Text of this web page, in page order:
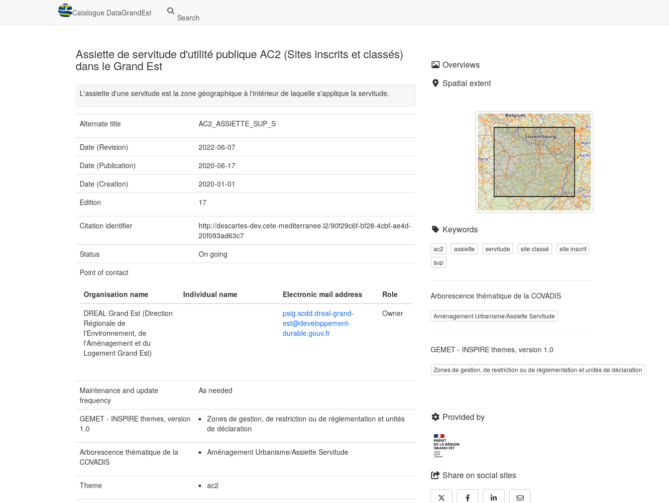
Catalogue DataGrandEst Search
Assiette de servitude d'utilité publique AC2 (Sites inscrits et classés)
dans le Grand Est
L'assiette d'une servitude est la zone géographique à l'intérieur de laquelle s'applique la servitude.
Alternate title AC2_ASSIETTE_SUP_S
Date (Revision)
2022-06-07
Date (Publication)
2020-06-17
Date (Creation)
2020-01-01
Edition
17
Citation identifier
http://descartes-dev.cete-mediterranee.i2/90f29c6f-bf28-4cbf-ae4d-
20f093ad63c7
Status
On going
Point of contact
Organisation name Individual name Electronic mail address
Role
DREAL Grand Est (Direction
Régionale de
l'Environnement, de
l'Aménagement et du
Logement Grand Est)
psig.scdd.dreal-grand-
est@developpement-
durable.gouv.fr
Owner
Maintenance and update
frequency
As needed
GEMET - INSPIRE themes, version
1.0
Zones de gestion, de restriction ou de réglementation et unités
de déclaration
Arborescence thématique de la
COVADIS
Aménagement Urbanisme/Assiette Servitude
Theme ac2
Overviews
Spatial extent
Keywords
ac2 assiette servitude site classé
site inscrit
sup
Arborescence thématique de la COVADIS
Aménagement Urbanisme/Assiette Servitude
GEMET - INSPIRE themes, version 1.0
Zones de gestion, de restriction ou de réglementation et unités de déclaration
Provided by
Share on social sites